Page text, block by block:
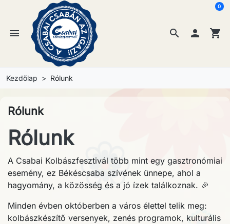
search
menu  shopping_cart
0
Kezdőlap Rólunk
Rólunk
Rólunk
A Csabai Kolbászfesztivál több mint egy gasztronómiai
esemény, ez Békéscsaba szívének ünnepe, ahol a
hagyomány, a közösség és a jó ízek találkoznak. 🎉
Minden évben októberben a város élettel telik meg:
kolbászkészítő versenyek, zenés programok, kulturális